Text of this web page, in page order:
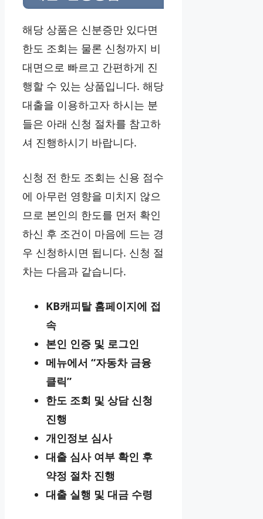
해당 상품은 신분증만 있다면
한도 조회는 물론 신청까지 비
대면으로 빠르고 간편하게 진
행할 수 있는 상품입니다. 해당
대출을 이용하고자 하시는 분
들은 아래 신청 절차를 참고하
셔 진행하시기 바랍니다.
신청 전 한도 조회는 신용 점수
에 아무런 영향을 미치지 않으
므로 본인의 한도를 먼저 확인
하신 후 조건이 마음에 드는 경
우 신청하시면 됩니다. 신청 절
차는 다음과 같습니다.
KB캐피탈 홈페이지에 접
속
본인 인증 및 로그인
메뉴에서 “자동차 금융
클릭”
한도 조회 및 상담 신청
진행
개인정보 심사
대출 심사 여부 확인 후
약정 절차 진행
대출 실행 및 대금 수령